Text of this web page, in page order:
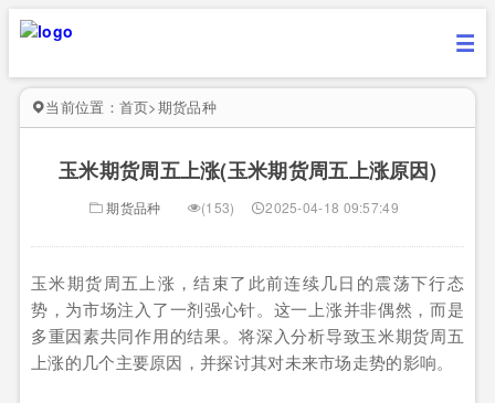
当前位置： 首页>期货品种
玉米期货周五上涨(玉米期货周五上涨原因)
期货品种 (153) 2025-04-18 09:57:49
玉米期货周五上涨，结束了此前连续几日的震荡下行态
势，为市场注入了一剂强心针。这一上涨并非偶然，而是
多重因素共同作用的结果。将深入分析导致玉米期货周五
上涨的几个主要原因，并探讨其对未来市场走势的影响。